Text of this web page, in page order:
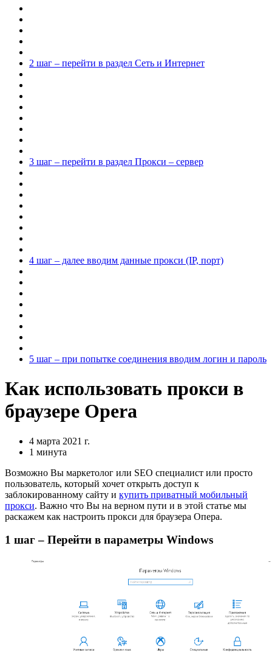
2 шаг – перейти в раздел Сеть и Интернет
3 шаг – перейти в раздел Прокси – сервер
4 шаг – далее вводим данные прокси (IP, порт)
5 шаг – при попытке соединения вводим логин и пароль
Как использовать прокси в
браузере Opera
4 марта 2021 г.
1 минута
Возможно Вы маркетолог или SEO специалист или просто
пользователь, который хочет открыть доступ к
заблокированному сайту и купить приватный мобильный
прокси. Важно что Вы на верном пути и в этой статье мы
раскажем как настроить прокси для браузера Опера.
1 шаг – Перейти в параметры Windows